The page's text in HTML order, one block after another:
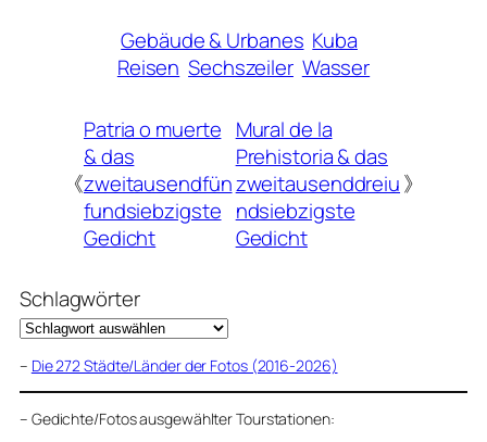
Gebäude & Urbanes Kuba
Reisen Sechszeiler Wasser
《
Patria o muerte
& das
zweitausendfün
fundsiebzigste
Gedicht
Mural de la
Prehistoria & das
zweitausenddreiu
ndsiebzigste
Gedicht
》
Schlagwörter
– Die 272 Städte/Länder der Fotos (2016-2026)
– Gedichte/Fotos ausgewählter Tourstationen: